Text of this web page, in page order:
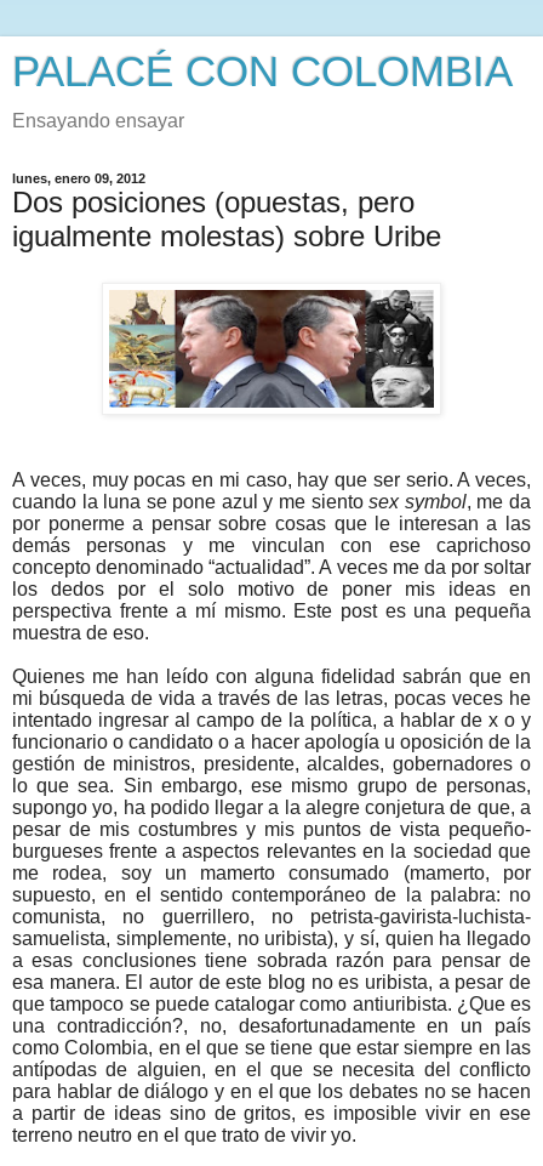
PALACÉ CON COLOMBIA
Ensayando ensayar
lunes, enero 09, 2012
Dos posiciones (opuestas, pero
igualmente molestas) sobre Uribe
A veces, muy pocas en mi caso, hay que ser serio. A veces,
cuando la luna se pone azul y me sientosex symbol, me da
por ponerme a pensar sobre cosas que le interesan a las
demás personas y me vinculan con ese caprichoso
concepto denominado “actualidad”. A veces me da por soltar
los dedos por el solo motivo de poner mis ideas en
perspectiva frente a mí mismo. Este post es una pequeña
muestra de eso.
Quienes me han leído con alguna fidelidad sabrán que en
mi búsqueda de vida a través de las letras, pocas veces he
intentado ingresar al campo de la política, a hablar de x o y
funcionario o candidato o a hacer apología u oposición de la
gestión de ministros, presidente, alcaldes, gobernadores o
lo que sea. Sin embargo, ese mismo grupo de personas,
supongo yo, ha podido llegar a la alegre conjetura de que, a
pesar de mis costumbres y mis puntos de vista pequeño-
burgueses frente a aspectos relevantes en la sociedad que
me rodea, soy un mamerto consumado (mamerto, por
supuesto, en el sentido contemporáneo de la palabra: no
comunista, no guerrillero, no petrista-gavirista-luchista-
samuelista, simplemente, no uribista), y sí, quien ha llegado
a esas conclusiones tiene sobrada razón para pensar de
esa manera. El autor de este blog no es uribista, a pesar de
que tampoco se puede catalogar como antiuribista. ¿Que es
una contradicción?, no, desafortunadamente en un país
como Colombia, en el que se tiene que estar siempre en las
antípodas de alguien, en el que se necesita del conflicto
para hablar de diálogo y en el que los debates no se hacen
a partir de ideas sino de gritos, es imposible vivir en ese
terreno neutro en el que trato de vivir yo.